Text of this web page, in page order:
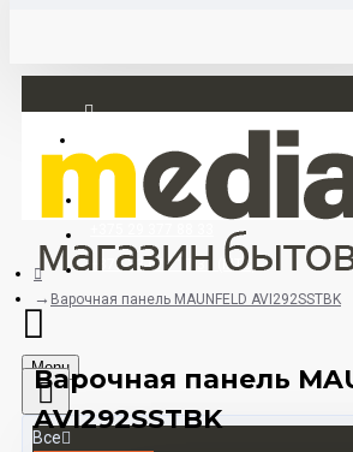
Регистрация
+375 33 673 17 31 (МТС)
Menu
Все
Варочная панель MAUNFELD AVI292SSTBK
Варочная панель
AVI292SSTBK